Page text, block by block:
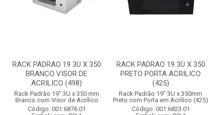
RACK PADRAO 19 3U X 350
BRANCO VISOR DE
ACRILICO (498)
Rack Padrão 19" 3U x 350 mm
Branco com Visor de Acrílico
Código: 001.6876.01
RACK PADRAO 19 3U X 350
PRETO PORTA ACRILICO
(425)
Rack Padrão 19” 3U x 350mm
Preto com Porta em Acrílico (425)
Código: 001.6823.01